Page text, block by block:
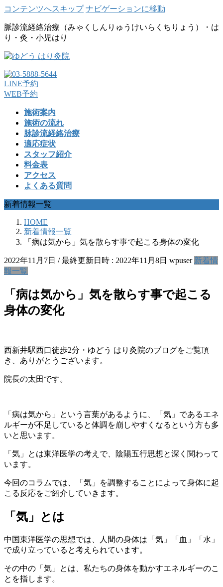
コンテンツへスキップ ナビゲーションに移動
脈診流経絡治療（みゃくしんりゅうけいらくちりょう）・は
り・灸・小児はり
LINE予約
WEB予約
施術案内
施術の流れ
脉診流経絡治療
適応症状
スタッフ紹介
料金表
アクセス
よくある質問
新着情報一覧
HOME
新着情報一覧
「病は気から」気を散らす事で起こる身体の変化
2022年11月7日 / 最終更新日時 : 2022年11月8日 wpuser 新着情
報一覧
「病は気から」気を散らす事で起こる
身体の変化
西新井駅西口徒歩2分・ゆどう はり灸院のブログをご覧頂
き、ありがとうございます。
院長の太田です。
「病は気から」という言葉があるように、「気」であるエネ
ルギーが不足していると体調を崩しやすくなるという方も多
いと思います。
「気」とは東洋医学の考えで、陰陽五行思想と深く関わって
います。
今回のコラムでは、「気」を調整することによって身体に起
こる反応をご紹介していきます。
「気」とは
中国東洋医学の思想では、人間の身体は「気」「血」「水」
で成り立っていると考えられています。
その中の「気」とは、私たちの身体を動かすエネルギーのこ
とを指します。